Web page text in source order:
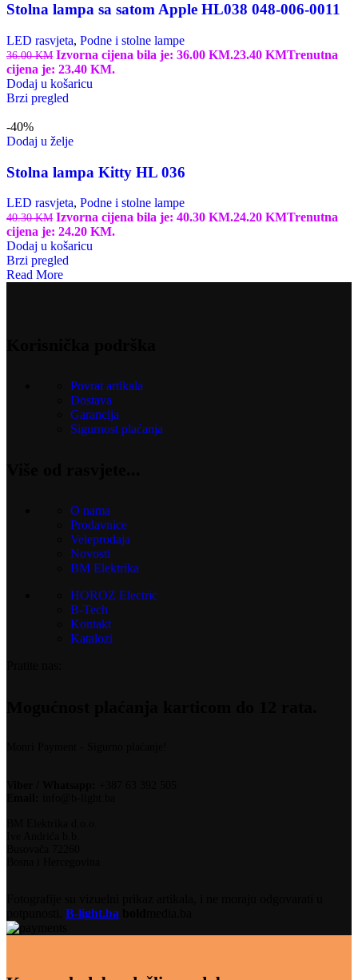
Stolna lampa sa satom Apple HL038 048-006-0011
LED rasvjeta, Podne i stolne lampe
36.00KM Izvorna cijena bila je: 36.00 KM.23.40 KMTrenutna
cijena je: 23.40 KM.
Dodaj u košaricu
Brzi pregled
-40%
Dodaj u želje
Stolna lampa Kitty HL 036
LED rasvjeta, Podne i stolne lampe
40.30KM Izvorna cijena bila je: 40.30 KM.24.20 KMTrenutna
cijena je: 24.20 KM.
Dodaj u košaricu
Brzi pregled
Read More
Povrat artikala
Dostava
Garancija
Sigurnost plaćanja
O nama
Prodavnice
Veleprodaja
Novosti
BM Elektrika
HOROZ Electric
B-Tech
Kontakt
Katalozi
B-light.ba